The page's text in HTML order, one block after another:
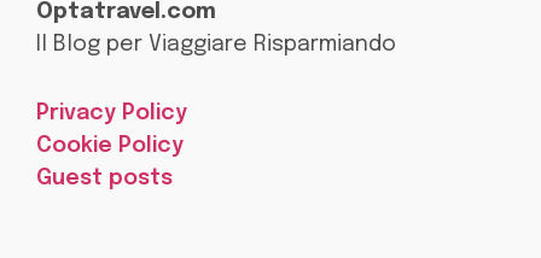
Optatravel.com
Il Blog per Viaggiare Risparmiando
Privacy Policy
Cookie Policy
Guest posts